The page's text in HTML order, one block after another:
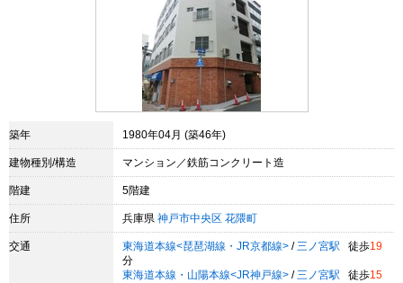
築年 1980年04月 (築46年)
建物種別/構造 マンション／鉄筋コンクリート造
階建 5階建
住所 兵庫県 神戸市中央区 花隈町
交通 東海道本線<琵琶湖線・JR京都線> / 三ノ宮駅 徒歩19
分
東海道本線・山陽本線<JR神戸線> / 三ノ宮駅 徒歩15